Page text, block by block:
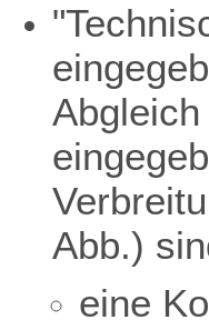
Abb.)
eine